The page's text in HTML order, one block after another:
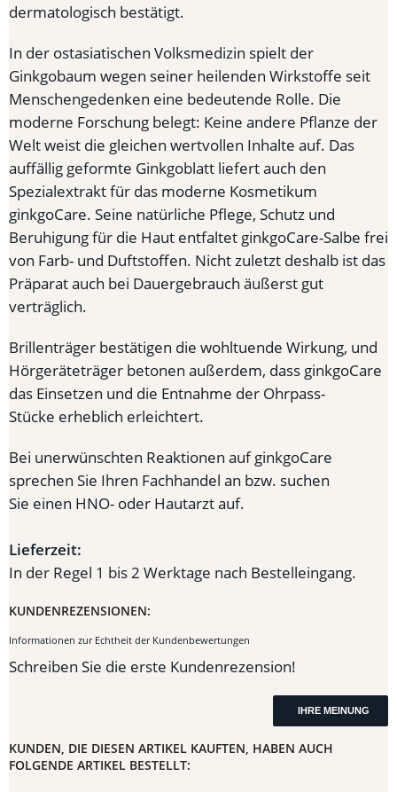
dermatologisch bestätigt.
In der ostasiatischen Volksmedizin spielt der
Ginkgobaum wegen seiner heilenden Wirkstoffe seit
Menschengedenken eine bedeutende Rolle. Die
moderne Forschung belegt: Keine andere Pflanze der
Welt weist die gleichen wertvollen Inhalte auf. Das
auffällig geformte Ginkgoblatt liefert auch den
Spezialextrakt für das moderne Kosmetikum
ginkgoCare. Seine natürliche Pflege, Schutz und
Beruhigung für die Haut entfaltet ginkgoCare-Salbe frei
von Farb- und Duftstoffen. Nicht zuletzt deshalb ist das
Präparat auch bei Dauergebrauch äußerst gut
verträglich.
Brillenträger bestätigen die wohltuende Wirkung, und
Hörgeräteträger betonen außerdem, dass ginkgoCare
das Einsetzen und die Entnahme der Ohrpass-
Stücke erheblich erleichtert.
Bei unerwünschten Reaktionen auf ginkgoCare
sprechen Sie Ihren Fachhandel an bzw. suchen
Sie einen HNO- oder Hautarzt auf.
Lieferzeit:
In der Regel 1 bis 2 Werktage nach Bestelleingang.
KUNDENREZENSIONEN:
Informationen zur Echtheit der Kundenbewertungen
Schreiben Sie die erste Kundenrezension!
IHRE MEINUNG
KUNDEN, DIE DIESEN ARTIKEL KAUFTEN, HABEN AUCH
FOLGENDE ARTIKEL BESTELLT: